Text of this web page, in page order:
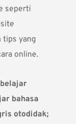
seperti
tips yang
online.
bahasa
otodidak;